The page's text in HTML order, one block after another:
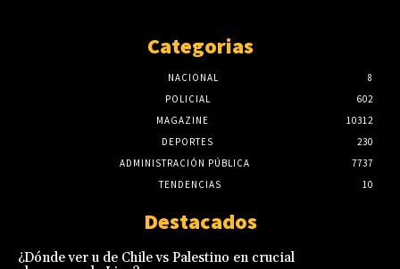
Categorias
NACIONAL
8
POLICIAL
602
MAGAZINE
10312
DEPORTES
230
ADMINISTRACIÓN PÚBLICA
7737
TENDENCIAS
10
Destacados
¿Dónde ver u de Chile vs Palestino en crucial